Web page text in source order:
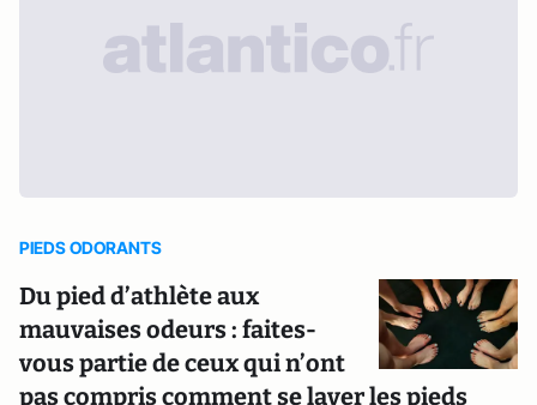
PIEDS ODORANTS
Du pied d’athlète aux
mauvaises odeurs : faites-
vous partie de ceux qui n’ont
pas compris comment se laver les pieds